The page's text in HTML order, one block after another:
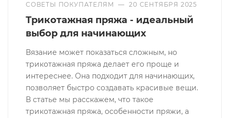
СОВЕТЫ ПОКУПАТЕЛЯМ — 20 СЕНТЯБРЯ 2025
Трикотажная пряжа - идеальный
выбор для начинающих
Вязание может показаться сложным, но
трикотажная пряжа делает его проще и
интереснее. Она подходит для начинающих,
позволяет быстро создавать красивые вещи.
В статье мы расскажем, что такое
трикотажная пряжа, особенности пряжи, а